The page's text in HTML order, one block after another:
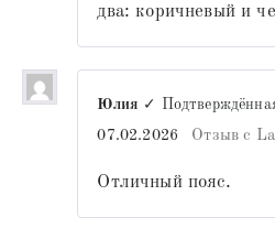
два: коричневый и
Юлия ✓
07.02.2026
Отзыв с
Отличный пояс.